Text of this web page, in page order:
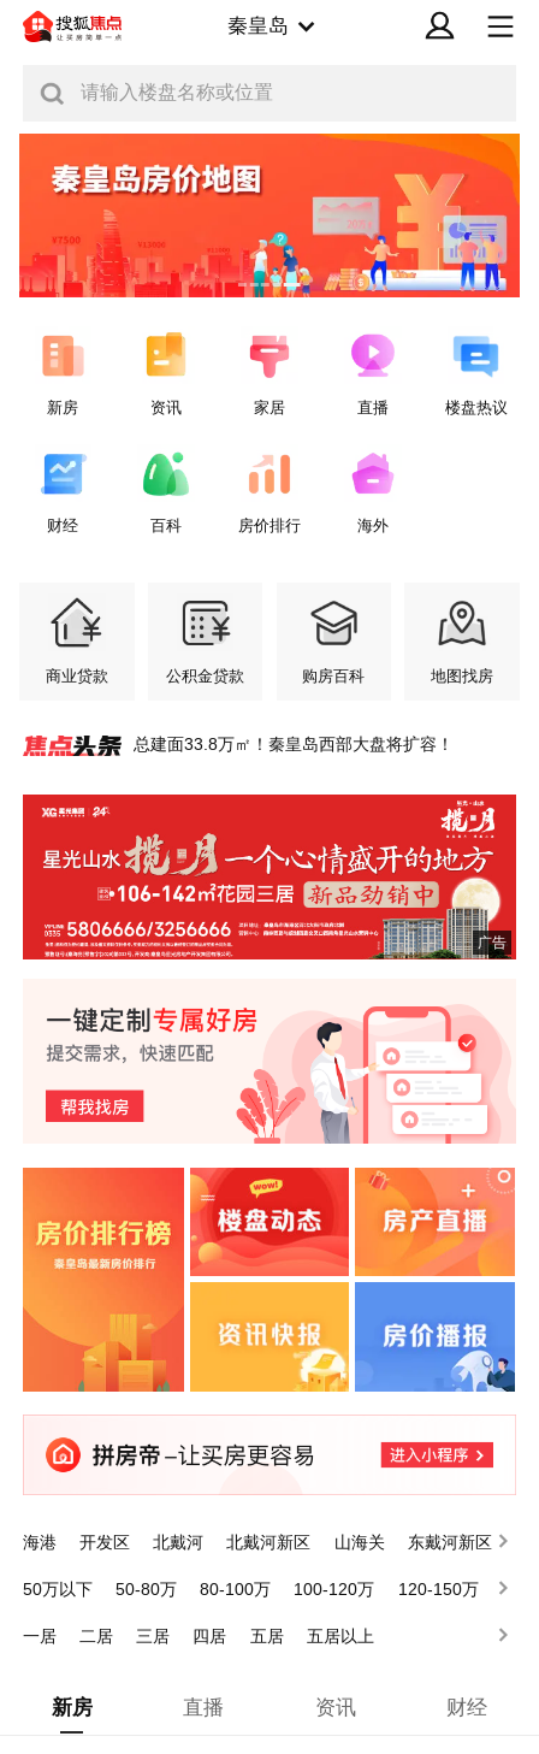
秦皇岛
请输入楼盘名称或位置
新房 资讯 家居 直播 楼盘热议
财经 百科 房价排行 海外
商业贷款 公积金贷款 购房百科 地图找房
社区火了！
总建面33.8万㎡！秦皇岛西部大盘将扩容！
约入驻
广！
广告
海港 开发区 北戴河 北戴河新区 山海关
东戴河新区
50万以下
50-80万 80-100万 100-120万
120-150万
一居
二居 三居 四居 五居 五居以上
新房 直播 资讯 财经